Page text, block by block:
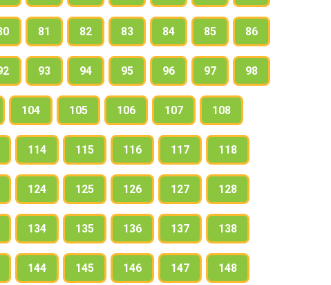
81 82 83 84 85 86
93 94 95 96 97 98
104 105 106 107 108
114 115 116 117 118
124 125 126 127 128
134 135 136 137 138
144 145 146 147 148